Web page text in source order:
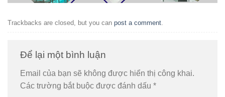
Trackbacks are closed, but you can post a comment
Để lại một bình luận
Email của bạn sẽ không được hiển thị công khai.
Các trường bắt buộc được đánh dấu *